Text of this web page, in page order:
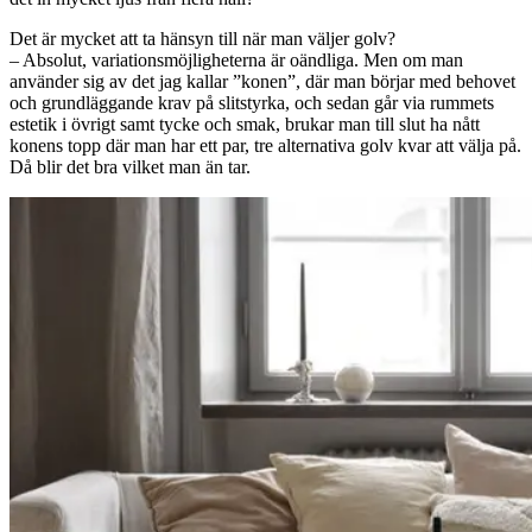
Det är mycket att ta hänsyn till när man väljer golv?
– Absolut, variationsmöjligheterna är oändliga. Men om man
använder sig av det jag kallar ”konen”, där man börjar med behovet
och grundläggande krav på slitstyrka, och sedan går via rummets
estetik i övrigt samt tycke och smak, brukar man till slut ha nått
konens topp där man har ett par, tre alternativa golv kvar att välja på.
Då blir det bra vilket man än tar.